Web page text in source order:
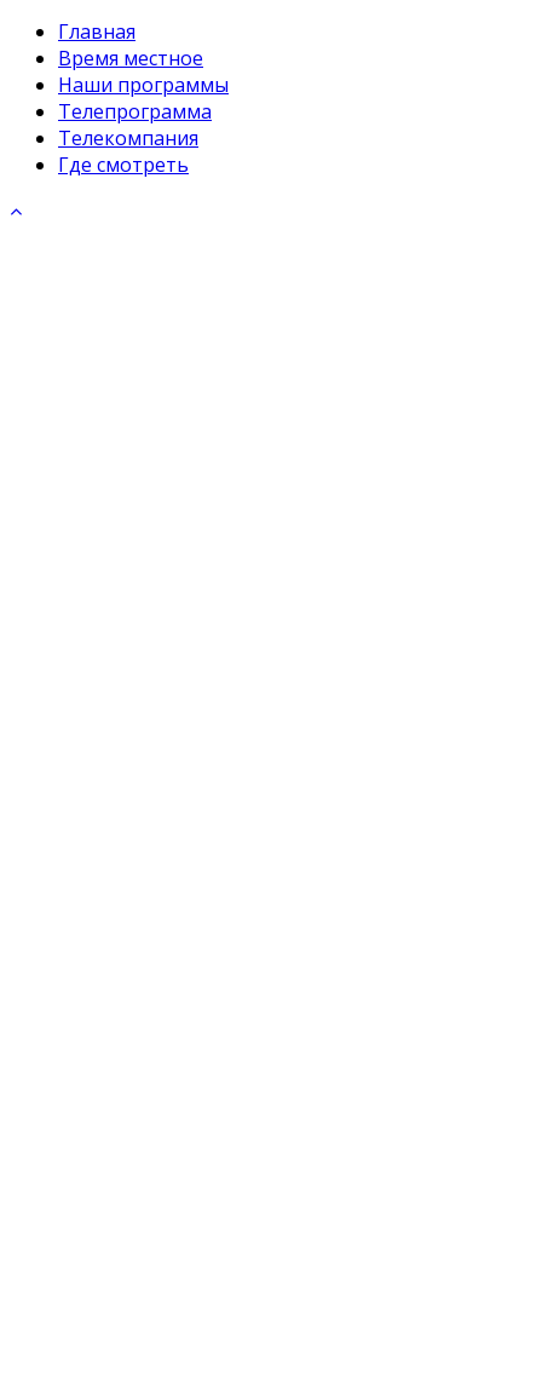
Главная
Время местное
Наши программы
Телепрограмма
Телекомпания
Где смотреть